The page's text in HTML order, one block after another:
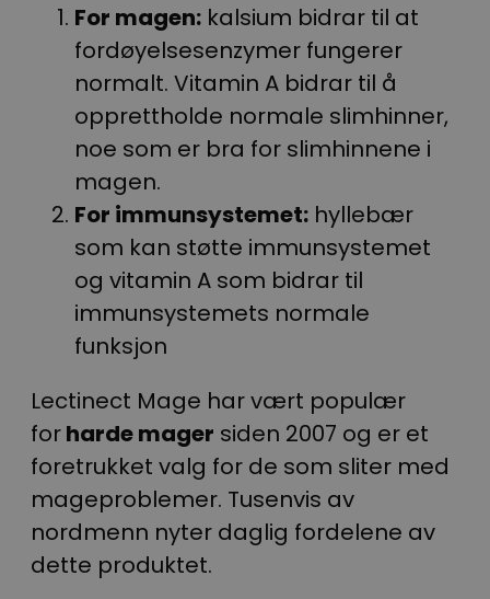
For magen: kalsium bidrar til at
fordøyelsesenzymer fungerer
normalt. Vitamin A bidrar til å
opprettholde normale slimhinner,
noe som er bra for slimhinnene i
magen.
For immunsystemet: hyllebær
som kan støtte immunsystemet
og vitamin A som bidrar til
immunsystemets normale
funksjon
Lectinect Mage har vært populær
forharde mager siden 2007 og er et
foretrukket valg for de som sliter med
mageproblemer. Tusenvis av
nordmenn nyter daglig fordelene av
dette produktet.